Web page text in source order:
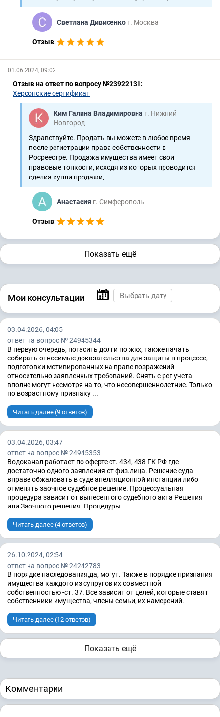
А82-13467/2018
Недвижимость
А43-36780/2016
Банковское право
А43-20616/2012
Светлана Дивисенко г. Москва
Отзыв:
01.06.2024, 09:02
Отзыв на ответ по вопросу №23922131:
Херсонские сертификат
Ким Галина Владимировна г. Нижний
Новгород
Здравствуйте. Продать вы можете в любое время
после регистрации права собственности в
Росреестре. Продажа имущества имеет свои
правовые тонкости, исходя из которых проводится
сделка купли продажи,...
Анастасия г. Симферополь
Отзыв:
Показать ещё
Мои консультации
03.04.2026, 04:05
ответ на вопрос № 24945344
В первую очередь, погасить долги по жкх, также начать
собирать относимые доказательства для защиты в процессе,
подготовки мотивированных на праве возражений
относительно заявленных требований. Снять с рег учета
вполне могут несмотря на то, что несовершеннолетние. Только
по возрастному признаку ...
Читать далее (9 ответов)
03.04.2026, 03:47
ответ на вопрос № 24945353
Водоканал работает по оферте ст. 434, 438 ГК РФ где
достаточно одного заявления от физ.лица. Решение суда
вправе обжаловать в суде апелляционной инстанции либо
отменять заочное судебное решение. Процессуальная
процедура зависит от вынесенного судебного акта Решения
или Заочного решения. Процедуры ...
Читать далее (4 ответов)
26.10.2024, 02:54
ответ на вопрос № 24242783
В порядке наследования,да, могут. Также в порядке признания
имущества каждого из супругов их совместной
собственностью -ст. 37. Все зависит от целей, которые ставят
собственники имущества, члены семьи, их намерений.
Читать далее (12 ответов)
Показать ещё
Комментарии